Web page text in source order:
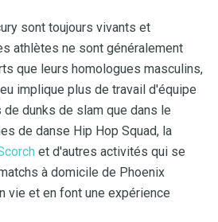
sont toujours vivants et
athlètes ne sont généralement
que leurs homologues masculins,
implique plus de travail d'équipe
dunks de slam que dans le
de danse Hip Hop Squad, la
et d'autres activités qui se
à domicile de Phoenix
vie et en font une expérience